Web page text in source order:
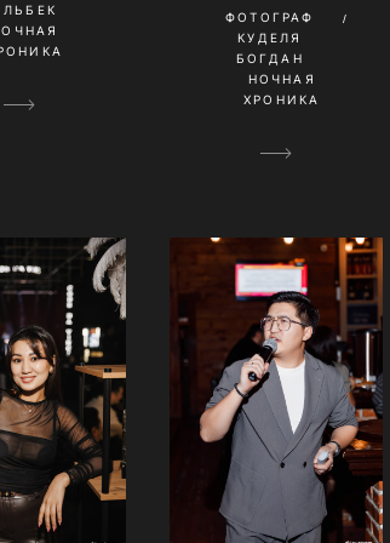
ФОТОГРАФ
КУДЕЛЯ
БОГДАН
НОЧНАЯ
ХРОНИКА